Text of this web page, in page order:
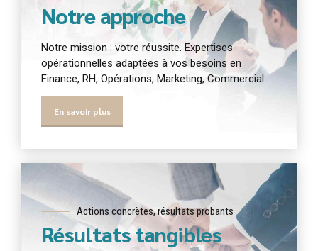
Notre approche
Notre mission : votre réussite. Expertises
opérationnelles adaptées à vos besoins en
Finance, RH, Opérations, Marketing, Commercial.
En savoir plus
Actions concrètes, résultats probants
Résultats tangibles